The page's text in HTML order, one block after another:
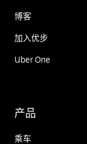
博客
加入优步
Uber One
产品
乘车